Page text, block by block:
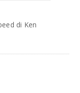
di Ken